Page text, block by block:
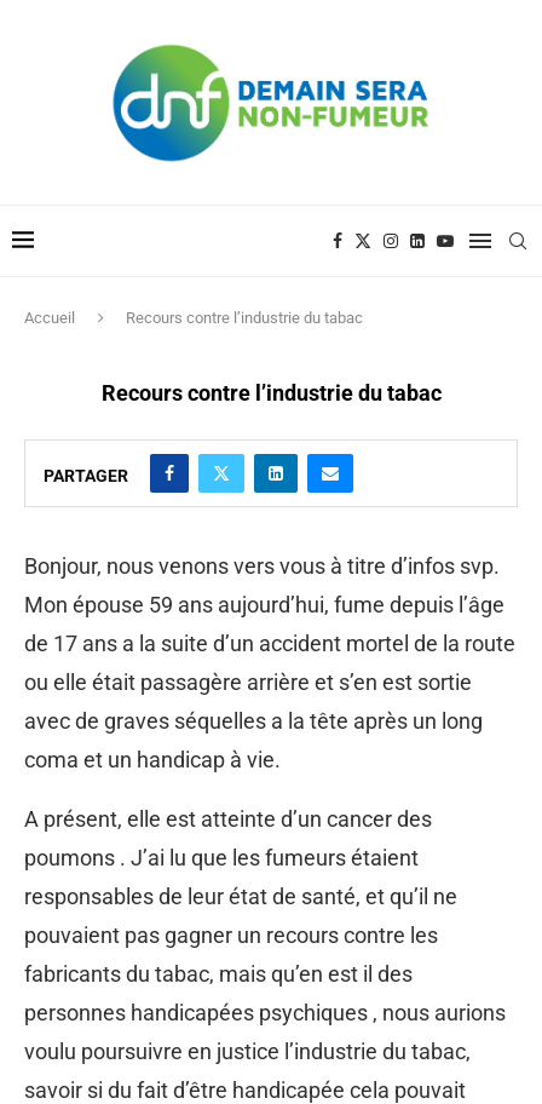
Accueil Recours contre l’industrie du tabac
Recours contre l’industrie du tabac
PARTAGER
Bonjour, nous venons vers vous à titre d’infos svp.
Mon épouse 59 ans aujourd’hui, fume depuis l’âge
de 17 ans a la suite d’un accident mortel de la route
ou elle était passagère arrière et s’en est sortie
avec de graves séquelles a la tête après un long
coma et un handicap à vie.
A présent, elle est atteinte d’un cancer des
poumons . J’ai lu que les fumeurs étaient
responsables de leur état de santé, et qu’il ne
pouvaient pas gagner un recours contre les
fabricants du tabac, mais qu’en est il des
personnes handicapées psychiques , nous aurions
voulu poursuivre en justice l’industrie du tabac,
savoir si du fait d’être handicapée cela pouvait